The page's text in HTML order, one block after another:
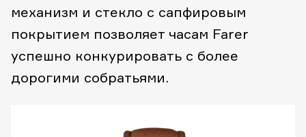
механизм и стекло с сапфировым
покрытием позволяет часам Farer
успешно конкурировать с более
дорогими собратьями.